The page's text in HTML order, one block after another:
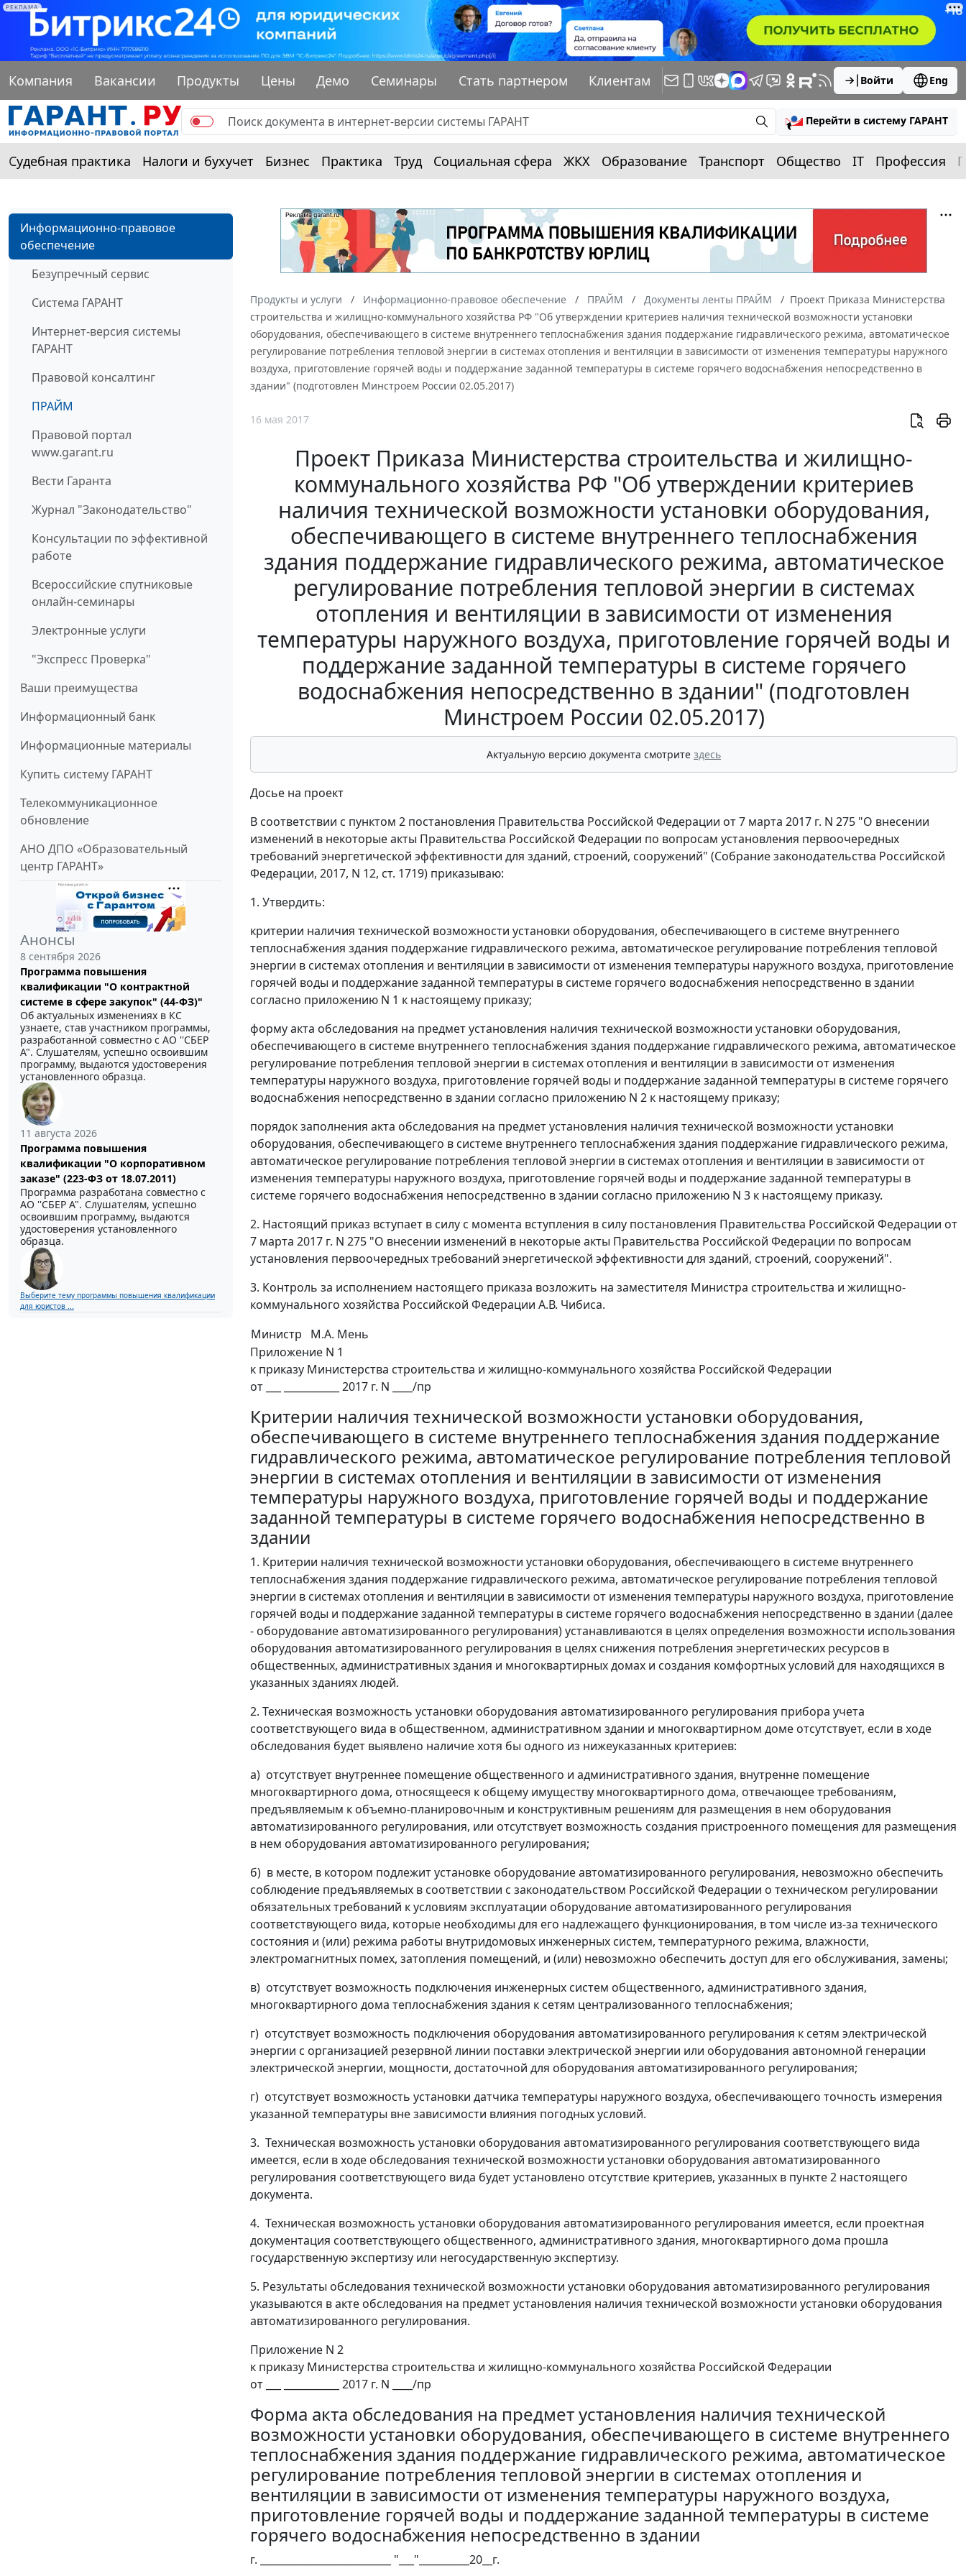
РЕКЛАМА
Компания Вакансии Продукты Цены Демо Семинары Стать партнером Клиентам Войти Eng
Перейти в систему ГАРАНТ
Судебная практика Налоги и бухучет Бизнес Практика Труд Социальная сфера ЖКХ Образование Транспорт Общество IT Профессия
Информационно-правовое
обеспечение
Безупречный сервис
Система ГАРАНТ
Интернет-версия системы
ГАРАНТ
Правовой консалтинг
ПРАЙМ
Правовой портал
www.garant.ru
Вести Гаранта
Журнал "Законодательство"
Консультации по эффективной
работе
Всероссийские спутниковые
онлайн-семинары
Электронные услуги
"Экспресс Проверка"
Ваши преимущества
Информационный банк
Информационные материалы
Купить систему ГАРАНТ
Телекоммуникационное
обновление
АНО ДПО «Образовательный
центр ГАРАНТ»
Анонсы
8 сентября 2026
Программа повышения
квалификации "О контрактной
системе в сфере закупок" (44-ФЗ)"
Об актуальных изменениях в КС
узнаете, став участником программы,
разработанной совместно с АО ''СБЕР
А". Слушателям, успешно освоившим
программу, выдаются удостоверения
установленного образца.
11 августа 2026
Программа повышения
квалификации "О корпоративном
заказе" (223-ФЗ от 18.07.2011)
Программа разработана совместно с
АО ''СБЕР А". Слушателям, успешно
освоившим программу, выдаются
удостоверения установленного
образца.
Выберите тему программы повышения квалификации
для юристов ...
Продукты и услуги Информационно-правовое обеспечение ПРАЙМ Документы ленты ПРАЙМ
Проект Приказа Министерства
строительства и жилищно-коммунального хозяйства РФ "Об утверждении критериев наличия технической возможности установки
оборудования, обеспечивающего в системе внутреннего теплоснабжения здания поддержание гидравлического режима, автоматическое
регулирование потребления тепловой энергии в системах отопления и вентиляции в зависимости от изменения температуры наружного
воздуха, приготовление горячей воды и поддержание заданной температуры в системе горячего водоснабжения непосредственно в
здании" (подготовлен Минстроем России 02.05.2017)
16 мая 2017
Проект Приказа Министерства строительства и жилищно-
коммунального хозяйства РФ "Об утверждении критериев
наличия технической возможности установки оборудования,
обеспечивающего в системе внутреннего теплоснабжения
здания поддержание гидравлического режима, автоматическое
регулирование потребления тепловой энергии в системах
отопления и вентиляции в зависимости от изменения
температуры наружного воздуха, приготовление горячей воды и
поддержание заданной температуры в системе горячего
водоснабжения непосредственно в здании" (подготовлен
Минстроем России 02.05.2017)
Актуальную версию документа смотрите здесь
Досье на проект
В соответствии с пунктом 2 постановления Правительства Российской Федерации от 7 марта 2017 г. N 275 "О внесении
изменений в некоторые акты Правительства Российской Федерации по вопросам установления первоочередных
требований энергетической эффективности для зданий, строений, сооружений" (Собрание законодательства Российской
Федерации, 2017, N 12, ст. 1719) приказываю:
1. Утвердить:
критерии наличия технической возможности установки оборудования, обеспечивающего в системе внутреннего
теплоснабжения здания поддержание гидравлического режима, автоматическое регулирование потребления тепловой
энергии в системах отопления и вентиляции в зависимости от изменения температуры наружного воздуха, приготовление
горячей воды и поддержание заданной температуры в системе горячего водоснабжения непосредственно в здании
согласно приложению N 1 к настоящему приказу;
форму акта обследования на предмет установления наличия технической возможности установки оборудования,
обеспечивающего в системе внутреннего теплоснабжения здания поддержание гидравлического режима, автоматическое
регулирование потребления тепловой энергии в системах отопления и вентиляции в зависимости от изменения
температуры наружного воздуха, приготовление горячей воды и поддержание заданной температуры в системе горячего
водоснабжения непосредственно в здании согласно приложению N 2 к настоящему приказу;
порядок заполнения акта обследования на предмет установления наличия технической возможности установки
оборудования, обеспечивающего в системе внутреннего теплоснабжения здания поддержание гидравлического режима,
автоматическое регулирование потребления тепловой энергии в системах отопления и вентиляции в зависимости от
изменения температуры наружного воздуха, приготовление горячей воды и поддержание заданной температуры в
системе горячего водоснабжения непосредственно в здании согласно приложению N 3 к настоящему приказу.
2. Настоящий приказ вступает в силу с момента вступления в силу постановления Правительства Российской Федерации от
7 марта 2017 г. N 275 "О внесении изменений в некоторые акты Правительства Российской Федерации по вопросам
установления первоочередных требований энергетической эффективности для зданий, строений, сооружений".
3. Контроль за исполнением настоящего приказа возложить на заместителя Министра строительства и жилищно-
коммунального хозяйства Российской Федерации А.В. Чибиса.
Министр
М.А. Мень
Приложение N 1
к приказу Министерства строительства и жилищно-коммунального хозяйства Российской Федерации
от ___ ___________ 2017 г. N ____/пр
Критерии наличия технической возможности установки оборудования,
обеспечивающего в системе внутреннего теплоснабжения здания поддержание
гидравлического режима, автоматическое регулирование потребления тепловой
энергии в системах отопления и вентиляции в зависимости от изменения
температуры наружного воздуха, приготовление горячей воды и поддержание
заданной температуры в системе горячего водоснабжения непосредственно в
здании
1. Критерии наличия технической возможности установки оборудования, обеспечивающего в системе внутреннего
теплоснабжения здания поддержание гидравлического режима, автоматическое регулирование потребления тепловой
энергии в системах отопления и вентиляции в зависимости от изменения температуры наружного воздуха, приготовление
горячей воды и поддержание заданной температуры в системе горячего водоснабжения непосредственно в здании (далее
- оборудование автоматизированного регулирования) устанавливаются в целях определения возможности использования
оборудования автоматизированного регулирования в целях снижения потребления энергетических ресурсов в
общественных, административных здания и многоквартирных домах и создания комфортных условий для находящихся в
указанных зданиях людей.
2. Техническая возможность установки оборудования автоматизированного регулирования прибора учета
соответствующего вида в общественном, административном здании и многоквартирном доме отсутствует, если в ходе
обследования будет выявлено наличие хотя бы одного из нижеуказанных критериев:
а) отсутствует внутреннее помещение общественного и административного здания, внутренне помещение
многоквартирного дома, относящееся к общему имуществу многоквартирного дома, отвечающее требованиям,
предъявляемым к объемно-планировочным и конструктивным решениям для размещения в нем оборудования
автоматизированного регулирования, или отсутствует возможность создания пристроенного помещения для размещения
в нем оборудования автоматизированного регулирования;
б) в месте, в котором подлежит установке оборудование автоматизированного регулирования, невозможно обеспечить
соблюдение предъявляемых в соответствии с законодательством Российской Федерации о техническом регулировании
обязательных требований к условиям эксплуатации оборудование автоматизированного регулирования
соответствующего вида, которые необходимы для его надлежащего функционирования, в том числе из-за технического
состояния и (или) режима работы внутридомовых инженерных систем, температурного режима, влажности,
электромагнитных помех, затопления помещений, и (или) невозможно обеспечить доступ для его обслуживания, замены;
в) отсутствует возможность подключения инженерных систем общественного, административного здания,
многоквартирного дома теплоснабжения здания к сетям централизованного теплоснабжения;
г) отсутствует возможность подключения оборудования автоматизированного регулирования к сетям электрической
энергии с организацией резервной линии поставки электрической энергии или оборудования автономной генерации
электрической энергии, мощности, достаточной для оборудования автоматизированного регулирования;
г) отсутствует возможность установки датчика температуры наружного воздуха, обеспечивающего точность измерения
указанной температуры вне зависимости влияния погодных условий.
3. Техническая возможность установки оборудования автоматизированного регулирования соответствующего вида
имеется, если в ходе обследования технической возможности установки оборудования автоматизированного
регулирования соответствующего вида будет установлено отсутствие критериев, указанных в пункте 2 настоящего
документа.
4. Техническая возможность установки оборудования автоматизированного регулирования имеется, если проектная
документация соответствующего общественного, административного здания, многоквартирного дома прошла
государственную экспертизу или негосударственную экспертизу.
5. Результаты обследования технической возможности установки оборудования автоматизированного регулирования
указываются в акте обследования на предмет установления наличия технической возможности установки оборудования
автоматизированного регулирования.
Приложение N 2
к приказу Министерства строительства и жилищно-коммунального хозяйства Российской Федерации
от ___ ___________ 2017 г. N ____/пр
Форма акта обследования на предмет установления наличия технической
возможности установки оборудования, обеспечивающего в системе внутреннего
теплоснабжения здания поддержание гидравлического режима, автоматическое
регулирование потребления тепловой энергии в системах отопления и
вентиляции в зависимости от изменения температуры наружного воздуха,
приготовление горячей воды и поддержание заданной температуры в системе
горячего водоснабжения непосредственно в здании
г. __________________________ "___"__________20__г.